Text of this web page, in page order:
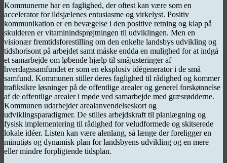
Kommunerne har en faglighed, der oftest kan være som en
accelerator for ildsjælenes entusiasme og virkelyst. Positiv
kommunikation er en bevægelse i den positive retning og klap på
skulderen er vitaminindsprøjtningen til udviklingen. Men en
visionær fremtidsforestilling om den enkelte landsbys udvikling og
tidshorisont på arbejdet samt måske endda en mulighed for at indgå
et samarbejde om løbende hjælp til småjusteringer af
hverdagssamfundet er som en eksplosiv idégenerator i de små
samfund. Kommunen stiller deres faglighed til rådighed og kommer
trafiksikre løsninger på de offentlige arealer og generel forskønnelse
af de offentlige arealer i møde ved samarbejde med græsrødderne.
Kommunen udarbejder arealanvendelseskort og
udviklingsparadigmer. De stilles arbejdskraft til planlægning og
fysisk implementering til rådighed for veludformede og skitserede
lokale idéer. Listen kan være alenlang, så længe der foreligger en
minutiøs og dynamisk plan for landsbyens udvikling og en mere
eller mindre forpligtende tidsplan.